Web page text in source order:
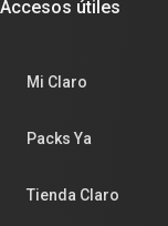
Accesos útiles
Mi Claro
Packs Ya
Tienda Claro